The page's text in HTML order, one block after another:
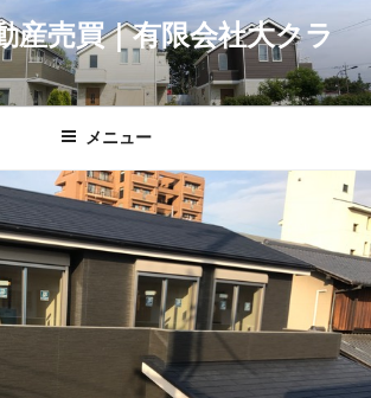
産売買｜有限会社大クラ
メニュー